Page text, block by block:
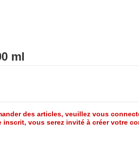
ml
des articles, veuillez vous
inscrit, vous serez invité à créer votre